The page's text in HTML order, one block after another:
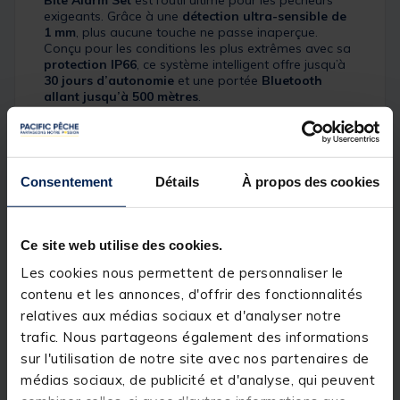
Consentement Détails À propos des cookies
Ce site web utilise des cookies.
Les cookies nous permettent de personnaliser le
contenu et les annonces, d'offrir des fonctionnalités
relatives aux médias sociaux et d'analyser notre
trafic. Nous partageons également des informations
sur l'utilisation de notre site avec nos partenaires de
médias sociaux, de publicité et d'analyse, qui peuvent
exigeants. Grâce à une détection ultra-sensible de
1 mm, plus aucune touche ne passe inaperçue.
Conçu pour les conditions les plus extrêmes avec sa
protection IP66, ce système intelligent offre jusqu’à
30 jours d’autonomie et une portée Bluetooth
allant jusqu’à 500 mètres.
Avec sesLED multicolores, sesalarmes
personnalisables sur 10 niveaux
, son
contrôle via
application mobileet des fonctions avancées
comme lemode driftet ledrop-back différentiel, il
soit pour la carpe ou d'autres espèces.
fiable et durable, il s'adapte parfaitement à toutes
vos cannes grâce à sesinserts en caoutchouc.
Détails
Portée Bluetooth longue distance: jusqu’à500
mètres
Détection ultra-sensible
à partir de
1 mm